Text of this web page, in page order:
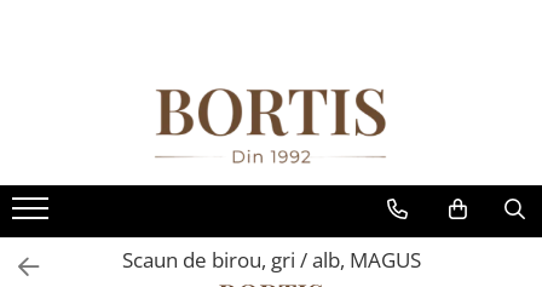
Fotolii balansoar/relaxante
Canapele
Coltare/canapele in L
Comode
Scaun de birou, gri / alb, MAGUS